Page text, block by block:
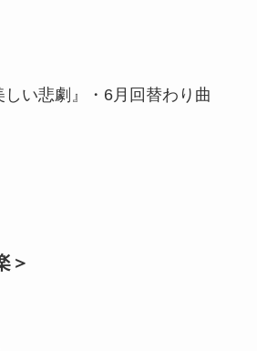
い悲劇』・6月回替わり曲
＞